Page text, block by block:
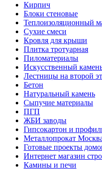
Кирпич
Блоки стеновые
Теплоизоляционный
Сухие смеси
Кровля для крыши
Плитка тротуарная
Пиломатериалы
Искусственный
Лестницы на второй
Бетон
Натуральный камень
Сыпучие материалы
ПГП
ЖБИ заводы
Гипсокартон и
Металлопрокат
Готовые проекты
Интернет магазин
Камины и печи